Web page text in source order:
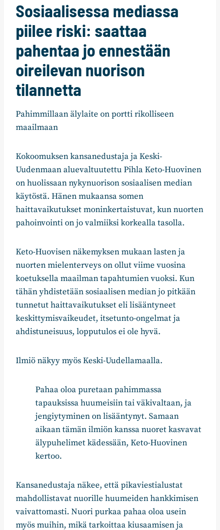
Sosiaalisessa mediassa
piilee riski: saattaa
pahentaa jo ennestään
oireilevan nuorison
tilannetta
Pahimmillaan älylaite on portti rikolliseen
maailmaan
Kokoomuksen kansanedustaja ja Keski-
Uudenmaan aluevaltuutettu Pihla Keto-Huovinen
on huolissaan nykynuorison sosiaalisen median
käytöstä. Hänen mukaansa somen
haittavaikutukset moninkertaistuvat, kun nuorten
pahoinvointi on jo valmiiksi korkealla tasolla.
Keto-Huovisen näkemyksen mukaan lasten ja
nuorten mielenterveys on ollut viime vuosina
koetuksella maailman tapahtumien vuoksi. Kun
tähän yhdistetään sosiaalisen median jo pitkään
tunnetut haittavaikutukset eli lisääntyneet
keskittymisvaikeudet, itsetunto-ongelmat ja
ahdistuneisuus, lopputulos ei ole hyvä.
Ilmiö näkyy myös Keski-Uudellamaalla.
Pahaa oloa puretaan pahimmassa
tapauksissa huumeisiin tai väkivaltaan, ja
jengiytyminen on lisääntynyt. Samaan
aikaan tämän ilmiön kanssa nuoret kasvavat
älypuhelimet kädessään, Keto-Huovinen
kertoo.
Kansanedustaja näkee, että pikaviestialustat
mahdollistavat nuorille huumeiden hankkimisen
vaivattomasti. Nuori purkaa pahaa oloa usein
myös muihin, mikä tarkoittaa kiusaamisen ja